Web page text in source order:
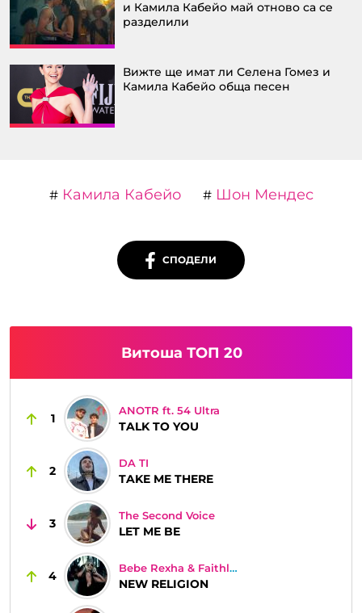
и Камила Кабейо май отново са се
разделили
Вижте ще имат ли Селена Гомез и
Камила Кабейо обща песен
#Камила Кабейо #Шон Мендес
СПОДЕЛИ
Витоша ТОП 20
1
ANOTR ft. 54 Ultra
TALK TO YOU
2
DA TI
TAKE ME THERE
3
The Second Voice
LET ME BE
4
Bebe Rexha & Faithless
NEW RELIGION